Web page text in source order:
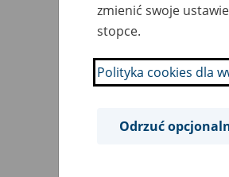
zmienić swoje
stopce.
Polityka cookies dla
Odrzuć